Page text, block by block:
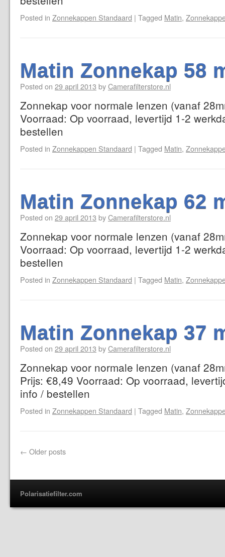
Posted in Zonnekappen Standaard | Tagged Matin,
Matin Zonnekap 58
Posted on 29 april 2013 byCamerafilterstore.nl
Zonnekap voor normale lenzen (vanaf
Voorraad: Op voorraad, levertijd 1-2
bestellen
Posted in Zonnekappen Standaard | Tagged Matin,
Matin Zonnekap 62
Posted on 29 april 2013 byCamerafilterstore.nl
Zonnekap voor normale lenzen (vanaf
Voorraad: Op voorraad, levertijd 1-2
bestellen
Posted in Zonnekappen Standaard | Tagged Matin,
Matin Zonnekap 37
Posted on 29 april 2013 byCamerafilterstore.nl
Zonnekap voor normale lenzen (vanaf
Prijs: €8,49 Voorraad: Op voorraad,
info / bestellen
Posted in Zonnekappen Standaard | Tagged Matin,
← Older posts
Polarisatiefilter.com